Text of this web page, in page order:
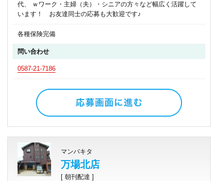
代、 ｗワーク・主婦（夫）・シニアの方々など幅広く活躍して
います！ お友達同士の応募も大歓迎です♪
各種保険完備
問い合わせ
0587-21-7186
マンバキタ
万場北店
[ 朝刊配達 ]